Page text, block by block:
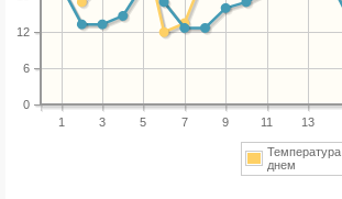
1 3 5 7 9 11 13
0
6
12
Температура
днем